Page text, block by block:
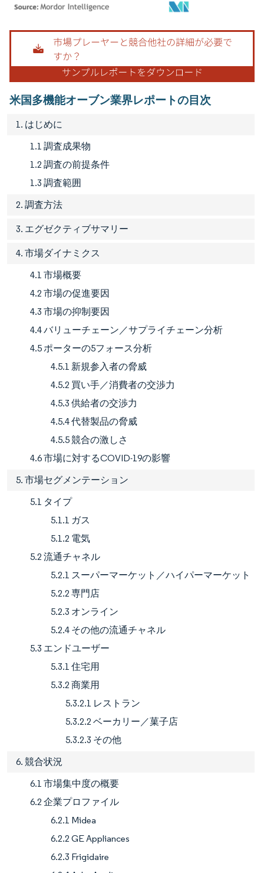
画像 © Mordor Intelligence。再利用にはCC BY 4.0の表示が必要です。
米国多機能オーブン業界レポートの目次
1. はじめに
1.1 調査成果物
1.2 調査の前提条件
1.3 調査範囲
2. 調査方法
3. エグゼクティブサマリー
4. 市場ダイナミクス
4.1 市場概要
4.2 市場の促進要因
4.3 市場の抑制要因
4.4 バリューチェーン／サプライチェーン分析
4.5 ポーターの5フォース分析
4.5.1 新規参入者の脅威
4.5.2 買い手／消費者の交渉力
4.5.3 供給者の交渉力
4.5.4 代替製品の脅威
4.5.5 競合の激しさ
4.6 市場に対するCOVID-19の影響
5. 市場セグメンテーション
5.1 タイプ
5.1.1 ガス
5.1.2 電気
5.2 流通チャネル
5.2.1 スーパーマーケット／ハイパーマーケット
5.2.2 専門店
5.2.3 オンライン
5.2.4 その他の流通チャネル
5.3 エンドユーザー
5.3.1 住宅用
5.3.2 商業用
5.3.2.1 レストラン
5.3.2.2 ベーカリー／菓子店
5.3.2.3 その他
6. 競合状況
6.1 市場集中度の概要
6.2 企業プロファイル
6.2.1 Midea
6.2.2 GE Appliances
6.2.3 Frigidaire